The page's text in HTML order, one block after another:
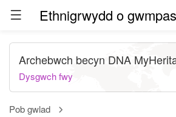
Pob gwlad
Archebwch becyn DNA
Dysgwch fwy